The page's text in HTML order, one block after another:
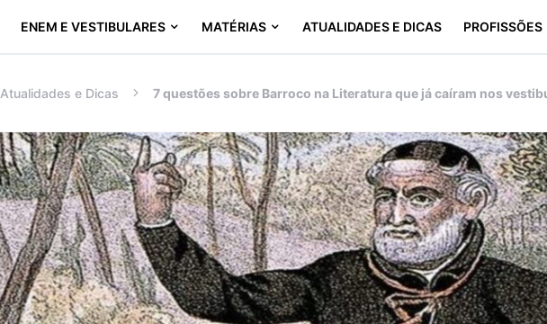
ENEM E VESTIBULARES MATÉRIAS ATUALIDADES E DICAS PROFISSÕES
Atualidades e Dicas 7 questões sobre Barroco na Literatura que já caíram nos